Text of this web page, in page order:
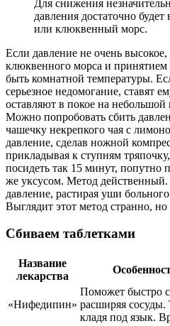
Для снижения
давления достаточно
или клюквенный морс.
Если давление не очень
клюквенного морса и
быть комнатной температуры.
серьезное недомогание, ставят
оставляют в покое на
Можно попробовать сбить
чашечку некрепкого чая с
давление, сделав ножной
прикладывая к ступням
посидеть так 15 минут, попутно
же уксусом. Метод
давление, растирая уши
Выглядит этот метод странно,
Сбиваем таблетками
Название
лекарства
«Нифедипин»
Поможет быстро
расширяя сосуды.
кладя под язык.